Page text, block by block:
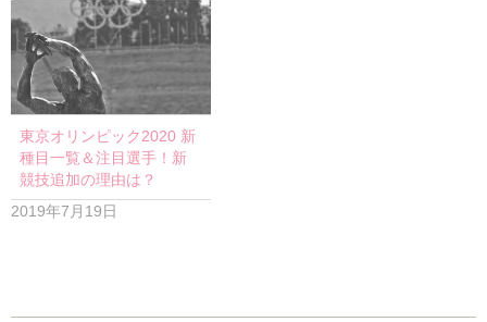
東京オリンピック2020 新
種目一覧＆注目選手！新
競技追加の理由は？
2019年7月19日